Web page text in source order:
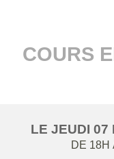
COURS
LE JEUDI 07
DE 18H